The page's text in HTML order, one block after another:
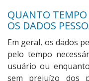
QUANTO TEMPO
OS DADOS
Em geral, os dados
pelo tempo
usuário ou
sem prejuízo dos